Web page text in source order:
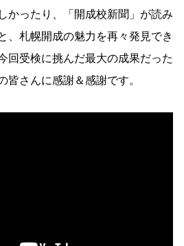
かったり、「開成校新聞」が読み
、札幌開成の魅力を再々発見でき
回受検に挑んだ最大の成果だった
皆さんに感謝＆感謝です。